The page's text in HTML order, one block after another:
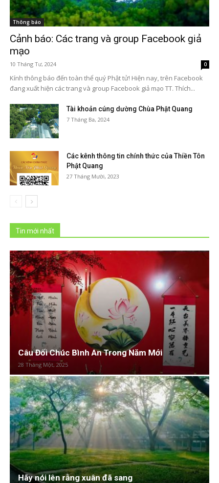
Thông báo
Cảnh báo: Các trang và group Facebook giả
mạo
10 Tháng Tư, 2024 0
Kính thông báo đến toàn thể quý Phật tử! Hiện nay, trên Facebook
đang xuất hiện các trang và group Facebook giả mạo TT. Thích...
Tài khoản cúng dường Chùa Phật Quang
7 Tháng Ba, 2024
Các kênh thông tin chính thức của Thiền Tôn
Phật Quang
27 Tháng Mười, 2023
Tin mới nhất
Câu Đối Chúc Bình An Trong Năm Mới
28 Tháng Một, 2025
Hãy nói lên rằng xuân đã sang